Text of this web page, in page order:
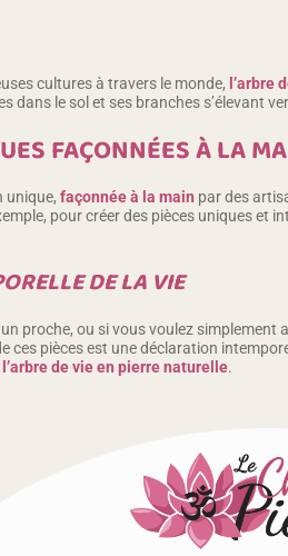
cultures à travers le monde, l’arbre
dans le sol et ses branches s’élevant
FAÇONNÉES À LA
unique, façonnée à la main par des
pour créer des pièces uniques et
DE LA VIE
proche, ou si vous voulez
ces pièces est une déclaration
l’arbre de vie en pierre naturelle.